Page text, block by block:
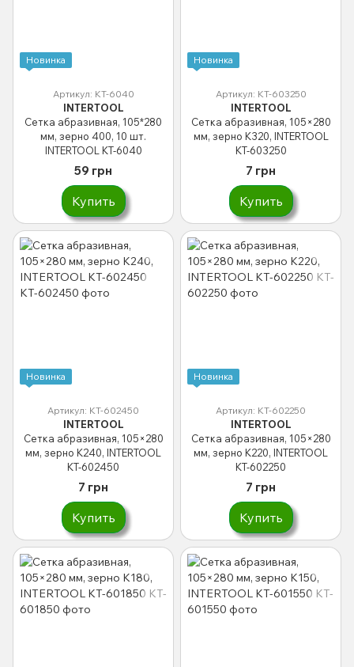
Новинка
Артикул: KT-6040
INTERTOOL
Сетка абразивная, 105*280
мм, зерно 400, 10 шт.
INTERTOOL KT-6040
59 грн
Купить
Новинка
Артикул: KT-603250
INTERTOOL
Сетка абразивная, 105×280
мм, зерно K320, INTERTOOL
KT-603250
7 грн
Купить
Новинка
Артикул: KT-602450
INTERTOOL
Сетка абразивная, 105×280
мм, зерно K240, INTERTOOL
KT-602450
7 грн
Купить
Новинка
Артикул: KT-602250
INTERTOOL
Сетка абразивная, 105×280
мм, зерно K220, INTERTOOL
KT-602250
7 грн
Купить